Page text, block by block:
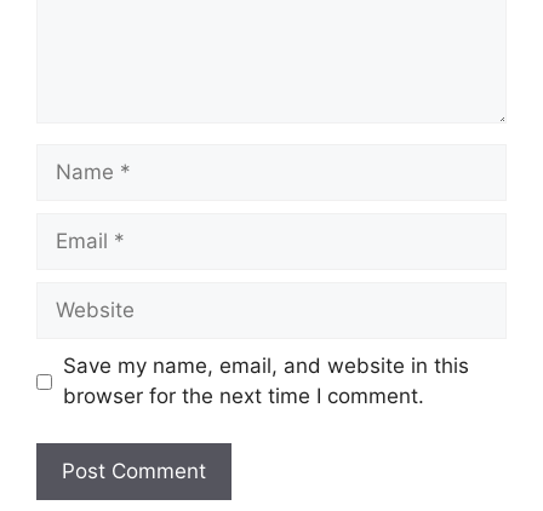
Save my name, email, and website in this
browser for the next time I comment.